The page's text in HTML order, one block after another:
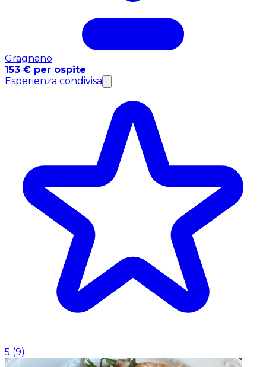
Gragnano
153 € per ospite
Esperienza condivisa
5 (9)